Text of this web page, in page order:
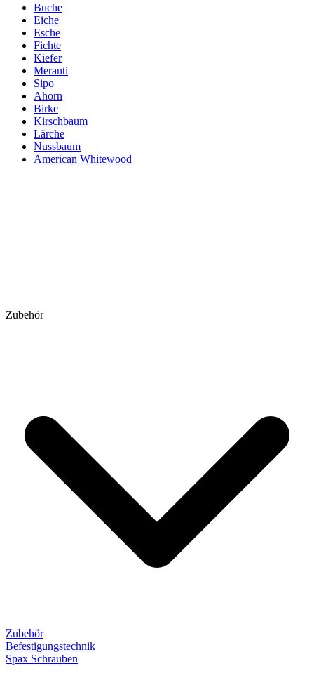
Buche
Eiche
Esche
Fichte
Kiefer
Meranti
Sipo
Ahorn
Birke
Kirschbaum
Lärche
Nussbaum
American Whitewood
Zubehör
Zubehör
Befestigungstechnik
Spax Schrauben